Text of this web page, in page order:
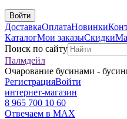
Войти
ДоставкаОплатаНовинки
КаталогМои заказыСкидки
Поиск по сайту
Палмдейл
Очарование бусинами -
РегистрацияВойти
интернет-магазин
8 965 700 10 60
Отвечаем в MAX